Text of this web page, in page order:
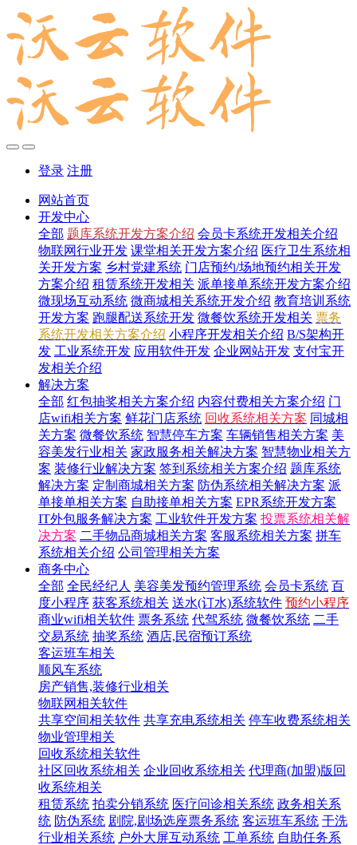
登录 注册
网站首页
开发中心
全部 题库系统开发方案介绍 会员卡系统开发相关介绍
物联网行业开发 课堂相关开发方案介绍 医疗卫生系统相
关开发方案 乡村党建系统 门店预约/场地预约相关开发
方案介绍 租赁系统开发相关 派单接单系统开发方案介绍
微现场互动系统 微商城相关系统开发介绍 教育培训系统
开发方案 跑腿配送系统开发 微餐饮系统开发相关 票务
系统开发相关方案介绍 小程序开发相关介绍 B/S架构开
发 工业系统开发 应用软件开发 企业网站开发 支付宝开
发相关介绍
解决方案
全部 红包抽奖相关方案介绍 内容付费相关方案介绍 门
店wifi相关方案 鲜花门店系统 回收系统相关方案 同城相
关方案 微餐饮系统 智慧停车方案 车辆销售相关方案 美
容美发行业相关 家政服务相关解决方案 智慧物业相关方
案 装修行业解决方案 签到系统相关方案介绍 题库系统
解决方案 定制商城相关方案 防伪系统相关解决方案 派
单接单相关方案 自助接单相关方案 EPR系统开发方案
IT外包服务解决方案 工业软件开发方案 投票系统相关解
决方案 二手物品商城相关方案 客服系统相关方案 拼车
系统相关介绍 公司管理相关方案
商务中心
全部 全民经纪人 美容美发预约管理系统 会员卡系统 百
度小程序 获客系统相关 送水(订水)系统软件 预约小程序
商业wifi相关软件 票务系统 代驾系统 微餐饮系统 二手
交易系统 抽奖系统 酒店,民宿预订系统
客运班车相关
顺风车系统
房产销售,装修行业相关
物联网相关软件
共享空间相关软件 共享充电系统相关 停车收费系统相关
物业管理相关
回收系统相关软件
社区回收系统相关 企业回收系统相关 代理商(加盟)版回
收系统相关
租赁系统 拍卖分销系统 医疗问诊相关系统 政务相关系
统 防伪系统 剧院,剧场选座票务系统 客运班车系统 干洗
行业相关系统 户外大屏互动系统 工单系统 自助任务系